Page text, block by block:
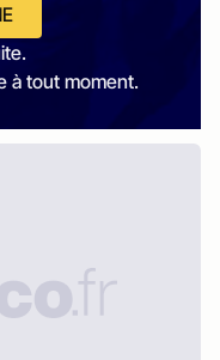
à tout moment.